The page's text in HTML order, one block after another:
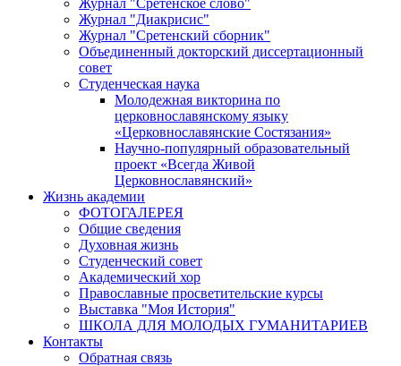
Журнал "Диакрисис"
Журнал "Сретенский сборник"
Объединенный докторский диссертационный
совет
Студенческая наука
Молодежная викторина по
церковнославянскому языку
«Церковнославянские Состязания»
Научно-популярный образовательный
проект «Всегда Живой
Церковнославянский»
Жизнь академии
ФОТОГАЛЕРЕЯ
Общие сведения
Духовная жизнь
Студенческий совет
Академический хор
Православные просветительские курсы
Выставка "Моя История"
ШКОЛА ДЛЯ МОЛОДЫХ ГУМАНИТАРИЕВ
Контакты
Обратная связь